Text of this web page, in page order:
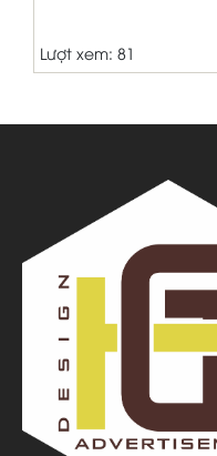
Lượt xem: 81